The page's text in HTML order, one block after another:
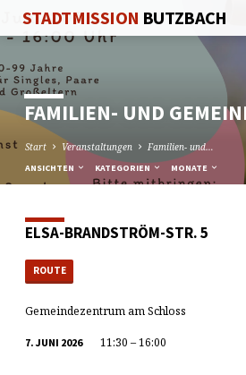
STADTMISSION BUTZBACH
FAMILIEN- UND
Start Veranstaltungen Familien- und…
ANSICHTEN KATEGORIEN MONATE
ELSA-BRANDSTRÖM-STR. 5
ROUTE
Gemeindezentrum am Schloss
7. JUNI 2026 11:30 – 16:00